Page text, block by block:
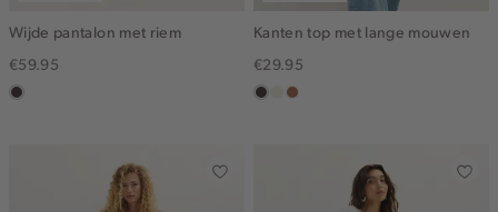
Wijde pantalon met riem
€59.95
choco
Kanten top met lange mouwen
€29.95
choco
ecruterracotta